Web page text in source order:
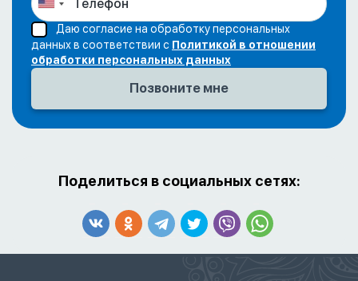
Даю согласие на обработку персональных
данных в соответствии с Политикой в отношении
обработки персональных данных
Поделиться в социальных сетях: